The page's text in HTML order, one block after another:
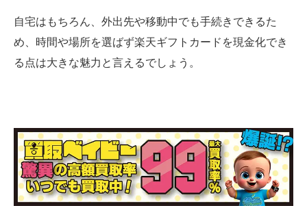
自宅はもちろん、外出先や移動中でも手続きできるた
め、時間や場所を選ばず楽天ギフトカードを現金化でき
る点は大きな魅力と言えるでしょう。